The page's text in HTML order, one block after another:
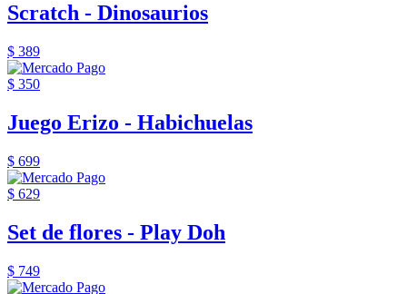
Scratch - Dinosaurios
$ 389
$ 350
Juego Erizo - Habichuelas
$ 699
$ 629
Set de flores - Play Doh
$ 749